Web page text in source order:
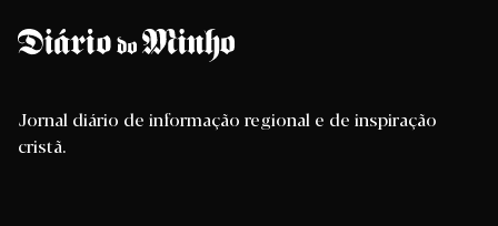
Jornal diário de informação regional e de inspiração
cristã.